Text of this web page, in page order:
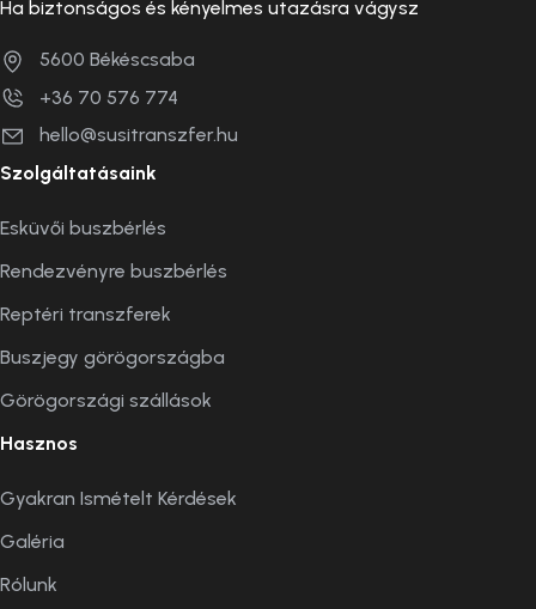
Ha biztonságos és kényelmes utazásra vágysz
5600 Békéscsaba
+36 70 576 774
hello@susitranszfer.hu
Szolgáltatásaink
Esküvői buszbérlés
Rendezvényre buszbérlés
Reptéri transzferek
Buszjegy görögországba
Görögországi szállások
Hasznos
Gyakran Ismételt Kérdések
Galéria
Rólunk